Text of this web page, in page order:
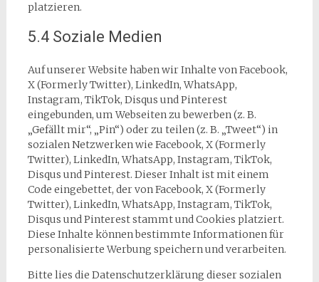
platzieren.
5.4 Soziale Medien
Auf unserer Website haben wir Inhalte von Facebook,
X (Formerly Twitter), LinkedIn, WhatsApp,
Instagram, TikTok, Disqus und Pinterest
eingebunden, um Webseiten zu bewerben (z. B.
„Gefällt mir“, „Pin“) oder zu teilen (z. B. „Tweet“) in
sozialen Netzwerken wie Facebook, X (Formerly
Twitter), LinkedIn, WhatsApp, Instagram, TikTok,
Disqus und Pinterest. Dieser Inhalt ist mit einem
Code eingebettet, der von Facebook, X (Formerly
Twitter), LinkedIn, WhatsApp, Instagram, TikTok,
Disqus und Pinterest stammt und Cookies platziert.
Diese Inhalte können bestimmte Informationen für
personalisierte Werbung speichern und verarbeiten.
Bitte lies die Datenschutzerklärung dieser sozialen